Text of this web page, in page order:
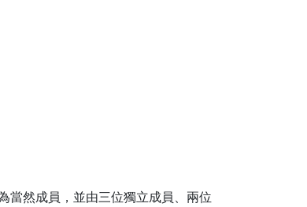
當然成員，並由三位獨立成員、兩位